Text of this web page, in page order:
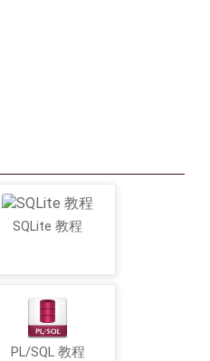
SQLite 教程
PL/SQL 教程